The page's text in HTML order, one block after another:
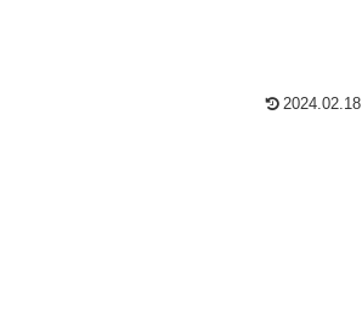
2024.02.18